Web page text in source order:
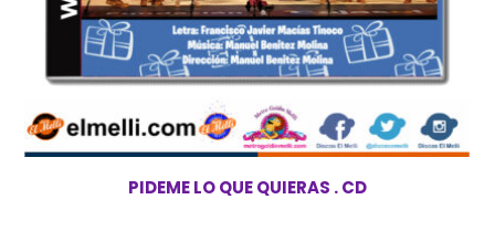
PIDEME LO QUE QUIERAS . CD